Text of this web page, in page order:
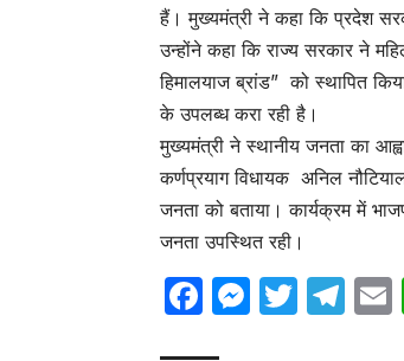
हैं। मुख्यमंत्री ने कहा कि प्रदेश
उन्होंने कहा कि राज्य सरकार ने
हिमालयाज ब्रांड” को स्थापित
के उपलब्ध करा रही है।
मुख्यमंत्री ने स्थानीय जनता का
कर्णप्रयाग विधायक अनिल
जनता को बताया। कार्यक्रम में
जनता उपस्थित रही।
Facebook